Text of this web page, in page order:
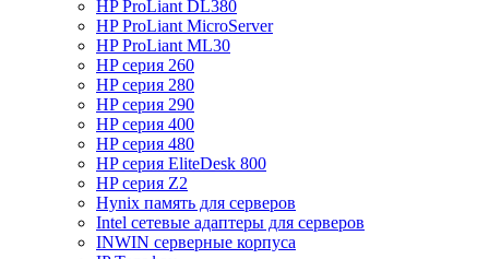
HP ProLiant DL380
HP ProLiant MicroServer
HP ProLiant ML30
HP серия 260
HP серия 280
HP серия 290
HP серия 400
HP серия 480
HP серия EliteDesk 800
HP серия Z2
Hynix память для серверов
Intel сетевые адаптеры для серверов
INWIN серверные корпуса